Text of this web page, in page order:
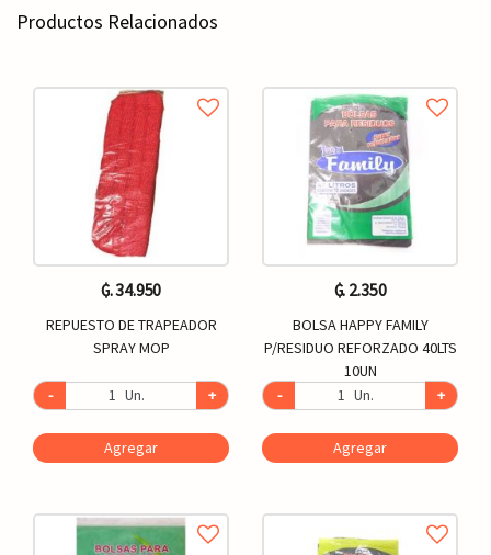
Productos Relacionados
₲. 34.950
REPUESTO DE TRAPEADOR
SPRAY MOP
- Un. +
Agregar
₲. 2.350
BOLSA HAPPY FAMILY
P/RESIDUO REFORZADO 40LTS
10UN
-
Un. +
Agregar